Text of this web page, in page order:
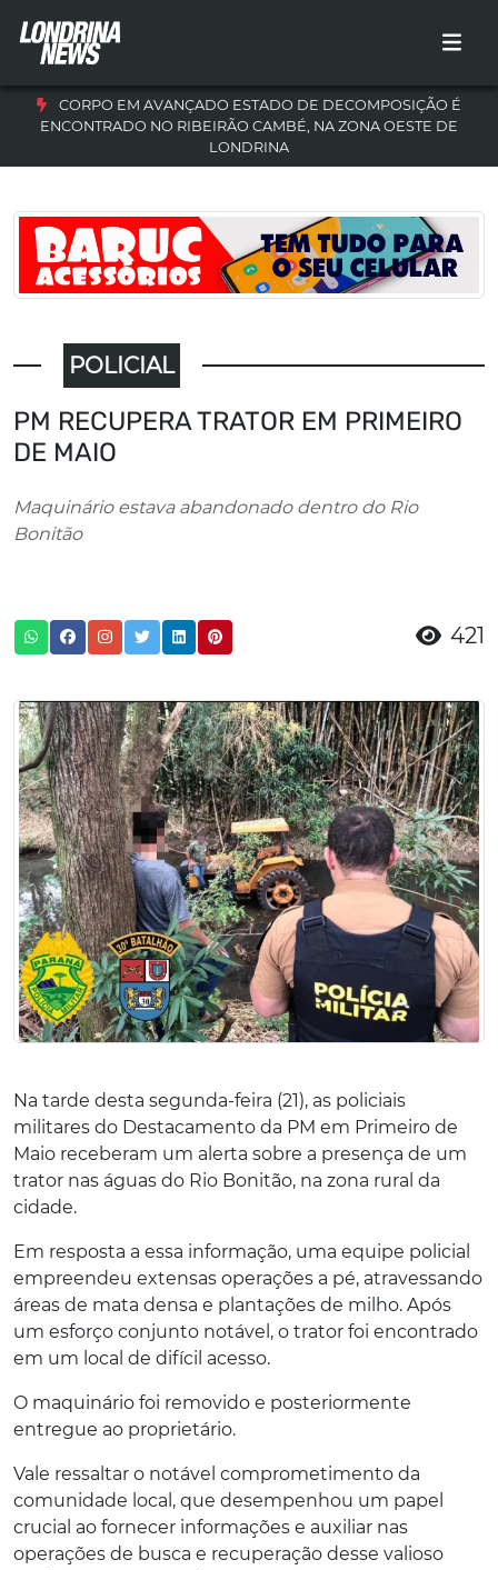
CORPO EM AVANÇADO ESTADO DE DECOMPOSIÇÃO É
ENCONTRADO NO RIBEIRÃO CAMBÉ, NA ZONA OESTE DE
LONDRINA
POLICIAL
PM RECUPERA TRATOR EM PRIMEIRO
DE MAIO
Maquinário estava abandonado dentro do Rio
Bonitão
421
Na tarde desta segunda-feira (21), as policiais
militares do Destacamento da PM em Primeiro de
Maio receberam um alerta sobre a presença de um
trator nas águas do Rio Bonitão, na zona rural da
cidade.
Em resposta a essa informação, uma equipe policial
empreendeu extensas operações a pé, atravessando
áreas de mata densa e plantações de milho. Após
um esforço conjunto notável, o trator foi encontrado
em um local de difícil acesso.
O maquinário foi removido e posteriormente
entregue ao proprietário.
Vale ressaltar o notável comprometimento da
comunidade local, que desempenhou um papel
crucial ao fornecer informações e auxiliar nas
operações de busca e recuperação desse valioso